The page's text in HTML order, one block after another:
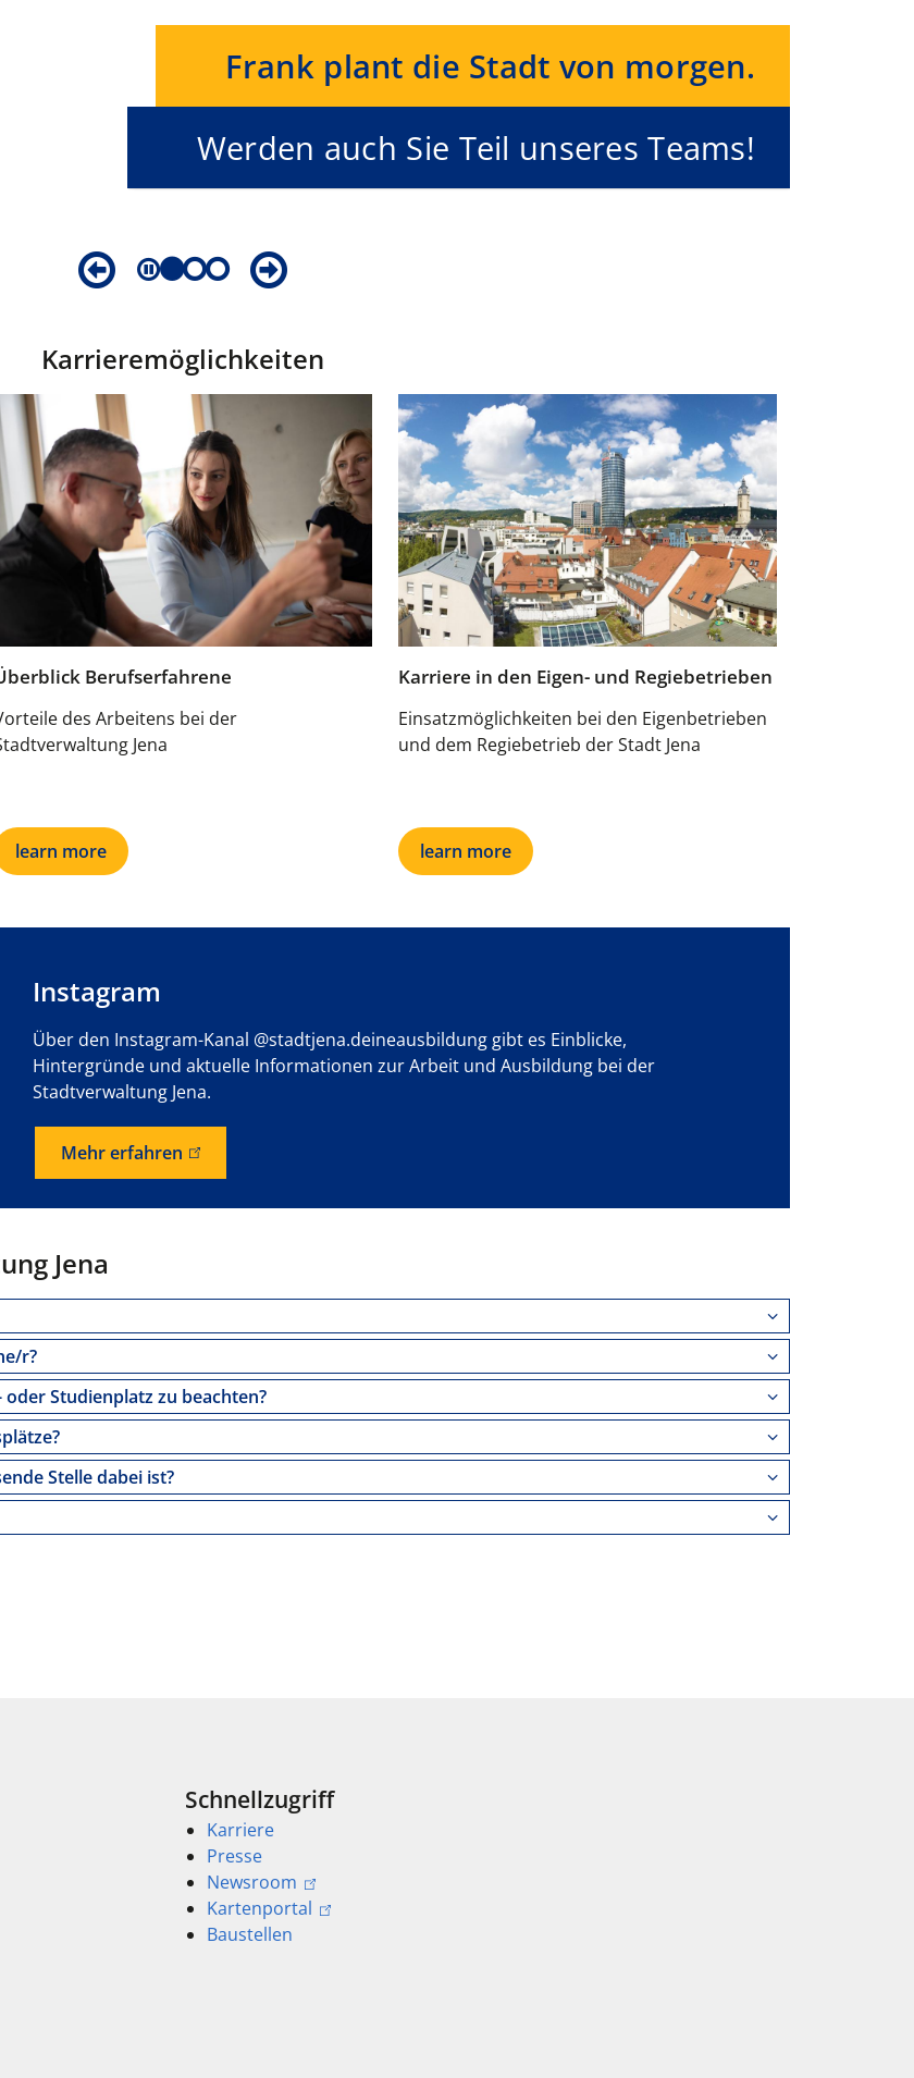
Maria begleitet Menschen in
herausfordernden Lebenslagen.
Werden auch Sie Teil unseres Teams!
Karrieremöglichkeiten
Berufserfahrene
des Arbeitens bei der
Jena
learn more
Karriere in den Eigen- und Regiebetrieben
Einsatzmöglichkeiten bei den Eigenbetrieben
und dem Regiebetrieb der Stadt Jena
learn more
Instagram
Über den Instagram-Kanal @stadtjena.deineausbildung gibt es Einblicke,
Hintergründe und aktuelle Informationen zur Arbeit und Ausbildung bei der
Stadtverwaltung Jena.
Mehr erfahren
Jena
r?
Studienplatz zu beachten?
Stelle dabei ist?
Schnellzugriff
Karriere
Presse
Newsroom
Kartenportal
Baustellen